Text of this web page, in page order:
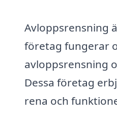
Avloppsrensning
företag fungerar
avloppsrensning
Dessa företag
rena och